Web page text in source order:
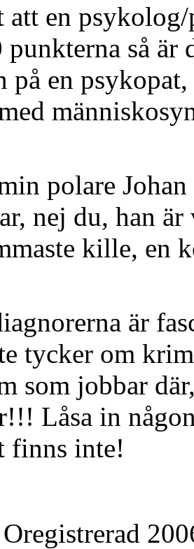
att en
punkterna så är
på en
polare
nej du, han
kille, en
är
tycker om
som jobbar
Låsa in
finns inte!
Oregistrerad